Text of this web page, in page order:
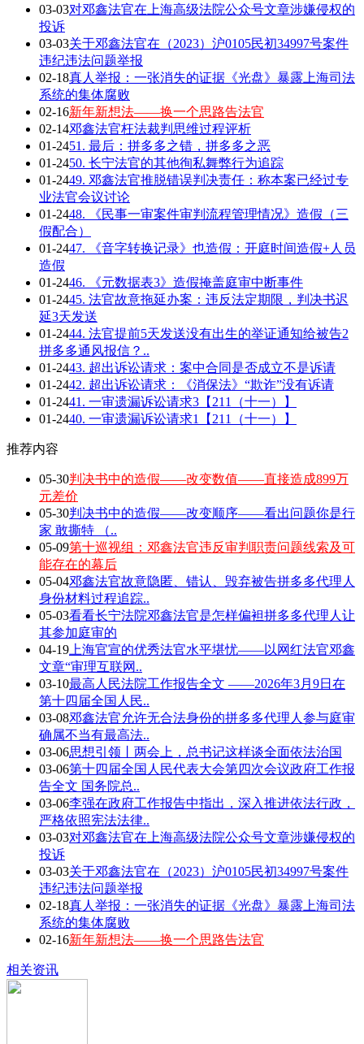
03-03对邓鑫法官在上海高级法院公众号文章涉嫌侵权的
投诉
03-03关于邓鑫法官在（2023）沪0105民初34997号案件
违纪违法问题举报
02-18真人举报：一张消失的证据《光盘》暴露上海司法
系统的集体腐败
02-16新年新想法——换一个思路告法官
02-14邓鑫法官枉法裁判思维过程评析
01-2451. 最后：拼多多之错，拼多多之恶
01-2450. 长宁法官的其他徇私舞弊行为追踪
01-2449. 邓鑫法官推脱错误判决责任：称本案已经过专
业法官会议讨论
01-2448. 《民事一审案件审判流程管理情况》造假（三
假配合）
01-2447. 《音字转换记录》也造假：开庭时间造假+人员
造假
01-2446. 《元数据表3》造假掩盖庭审中断事件
01-2445. 法官故意拖延办案：违反法定期限，判决书迟
延3天发送
01-2444. 法官提前5天发送没有出生的举证通知给被告2
拼多多通风报信？..
01-2443. 超出诉讼请求：案中合同是否成立不是诉请
01-2442. 超出诉讼请求：《消保法》“欺诈”没有诉请
01-2441. 一审遗漏诉讼请求3【211（十一）】
01-2440. 一审遗漏诉讼请求1【211（十一）】
推荐内容
05-30判决书中的造假——改变数值——直接造成899万
元差价
05-30判决书中的造假——改变顺序——看出问题你是行
家 敢撕特 （..
05-09第十巡视组：邓鑫法官违反审判职责问题线索及可
能存在的幕后
05-04邓鑫法官故意隐匿、错认、毁弃被告拼多多代理人
身份材料过程追踪..
05-03看看长宁法院邓鑫法官是怎样偏袒拼多多代理人让
其参加庭审的
04-19 上海官宣的优秀法官水平堪忧——以网红法官邓鑫
文章“审理互联网..
03-10最高人民法院工作报告全文 ——2026年3月9日在
第十四届全国人民..
03-08邓鑫法官允许无合法身份的拼多多代理人参与庭审
确属不当有最高法..
03-06思想引领丨两会上，总书记这样谈全面依法治国
03-06第十四届全国人民代表大会第四次会议政府工作报
告全文 国务院总..
03-06李强在政府工作报告中指出，深入推进依法行政，
严格依照宪法法律..
03-03对邓鑫法官在上海高级法院公众号文章涉嫌侵权的
投诉
03-03关于邓鑫法官在（2023）沪0105民初34997号案件
违纪违法问题举报
02-18真人举报：一张消失的证据《光盘》暴露上海司法
系统的集体腐败
02-16新年新想法——换一个思路告法官
相关资讯